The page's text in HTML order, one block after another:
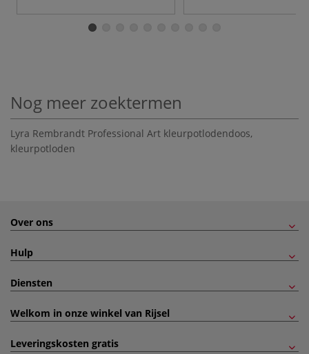
Nog meer zoektermen
Lyra Rembrandt Professional Art kleurpotlodendoos,
kleurpotloden
Over ons
Hulp
Diensten
Welkom in onze winkel van Rijsel
Leveringskosten gratis